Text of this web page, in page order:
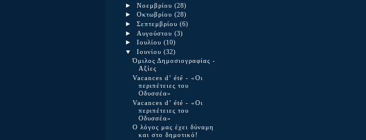
► Νοεμβρίου (28)
► Οκτωβρίου (28)
► Σεπτεμβρίου (6)
► Αυγούστου (3)
► Ιουλίου (10)
▼ Ιουνίου (32)
Όμιλος Δημοσιογραφίας -
Αξίες
Vacances d’ été - «Οι
περιπέτειες του
Οδυσσέα»
Vacances d’ été - «Οι
περιπέτειες του
Οδυσσέα»
Ο λόγος μας έχει δύναμη
και στο δημοτικό!